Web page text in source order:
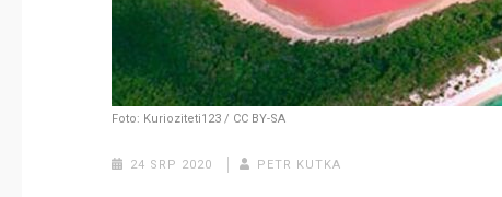
Foto: Kurioziteti123 / CC BY-SA
24 SRP 2020 PETR KUTKA